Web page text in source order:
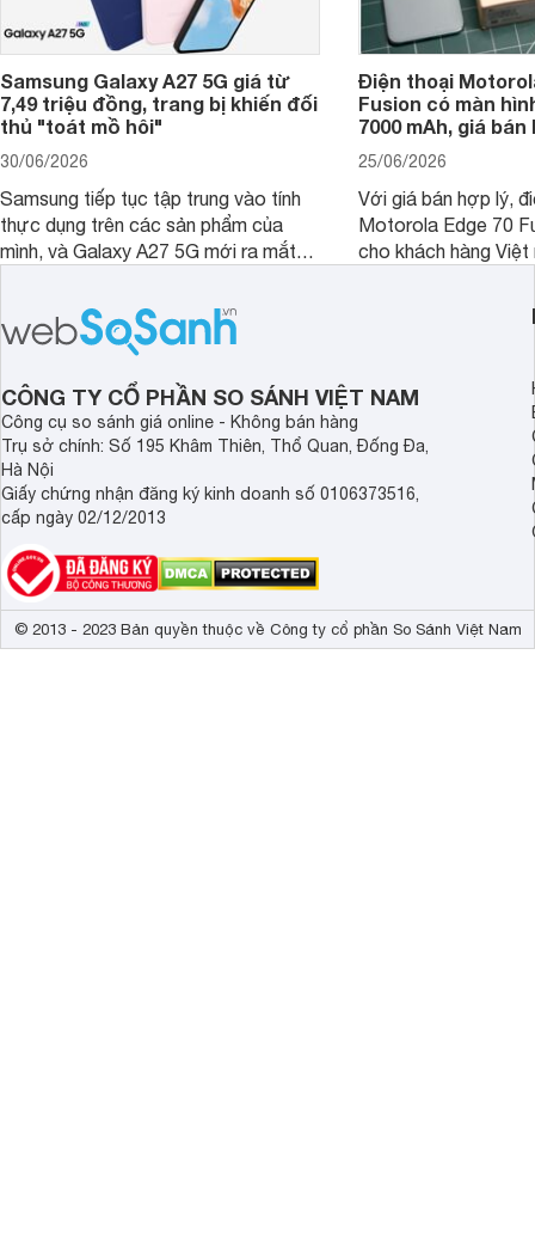
Samsung Galaxy A27 5G giá từ
7,49 triệu đồng, trang bị khiến đối
thủ "toát mồ hôi"
30/06/2026
Samsung tiếp tục tập trung vào tính
thực dụng trên các sản phẩm của
mình, và Galaxy A27 5G mới ra mắt
tới cho người dùng một thiết bị chất
lượng với nhiều trang bị ấn tượng và
độ bền bỉ cho nhu cầu sử dụng lâu
dài.
Điện thoại
Fusion có màn
7000 mAh, giá
25/06/2026
Với giá bán hợp lý,
Motorola Edge 70
cho khách hàng Việt
trang bị hiện đại
CÔNG TY CỔ PHẦN SO SÁNH VIỆT NAM
Công cụ so sánh giá online - Không bán hàng
Trụ sở chính: Số 195 Khâm Thiên, Thổ Quan, Đống Đa,
Hà Nội
Giấy chứng nhận đăng ký kinh doanh số 0106373516,
cấp ngày 02/12/2013
© 2013 - 2023 Bản quyền thuộc về Công ty cổ phần So Sánh Việt Nam